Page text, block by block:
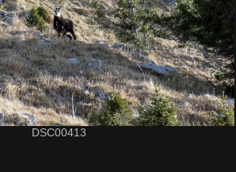
DSC00413